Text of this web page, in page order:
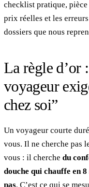
checklist pratique, pièce
prix réelles et les
dossiers que nous
La règle d’or
voyageur
chez soi”
Un voyageur courte
vous. Il ne cherche pas
vous : il cherche du
douche qui chauffe en
pas. C’est ce qui se